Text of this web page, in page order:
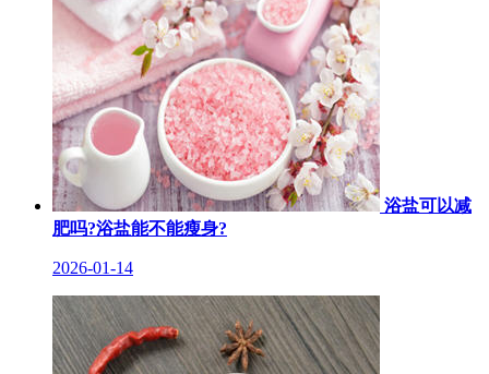
浴盐可以减
肥吗?浴盐能不能瘦身?
2026-01-14